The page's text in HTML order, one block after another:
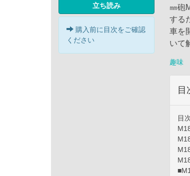
立ち読み
購入前に目次をご確認
ください
㎜砲
する
車を
いて
趣味
目
目